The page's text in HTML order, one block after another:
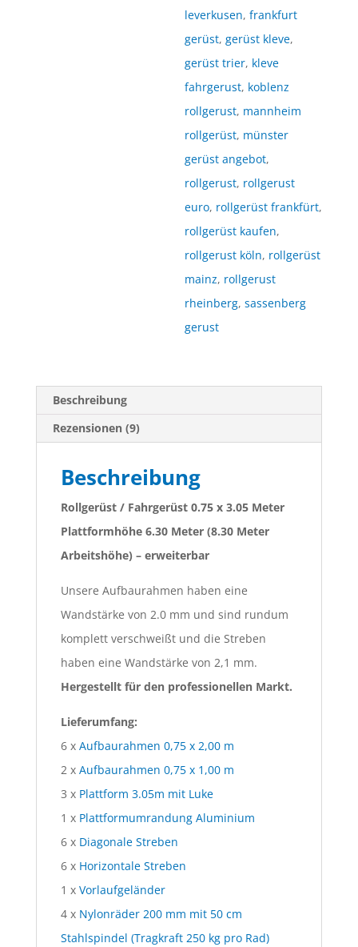
leverkusen,frankfurt
gerüst,gerüst kleve,
gerüst trier, kleve
fahrgerust, koblenz
rollgerust, mannheim
rollgerüst, münster
gerüst angebot,
rollgerust, rollgerust
euro, rollgerüst frankfürt,
rollgerüst kaufen,
rollgerust köln, rollgerüst
mainz, rollgerust
rheinberg,sassenberg
gerust
Beschreibung
Rezensionen (9)
Beschreibung
Rollgerüst / Fahrgerüst 0.75 x 3.05 Meter
Plattformhöhe 6.30 Meter (8.30 Meter
Arbeitshöhe) – erweiterbar
Unsere Aufbaurahmen haben eine
Wandstärke von 2.0 mm und sind rundum
komplett verschweißt und die Streben
haben eine Wandstärke von 2,1 mm.
Hergestellt für den professionellen Markt.
Lieferumfang:
6 x Aufbaurahmen 0,75 x 2,00 m
2 x Aufbaurahmen 0,75 x 1,00 m
3 x Plattform 3.05m mit Luke
1 x Plattformumrandung Aluminium
6 x Diagonale Streben
6 x Horizontale Streben
1 x Vorlaufgeländer
4 x Nylonräder 200 mm mit 50 cm
Stahlspindel (Tragkraft 250 kg pro Rad)